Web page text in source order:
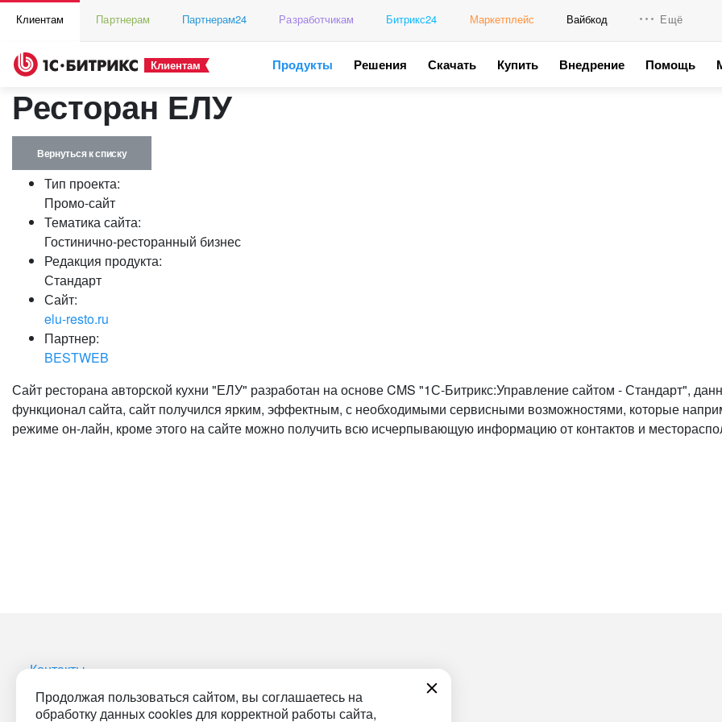
Продолжая пользоваться сайтом, вы соглашаетесь на
обработку данных cookies для корректной работы сайта,
Клиентам Партнерам Партнерам24 Разработчикам Битрикс24 Маркетплейс Вайбкод Ещё
Клиентам Продукты Решения Скачать Купить Внедрение Помощь
Ресторан ЕЛУ
Вернуться к списку
Тип проекта:
Промо-сайт
Тематика сайта:
Гостинично-ресторанный бизнес
Редакция продукта:
Стандарт
Сайт:
elu-resto.ru
Партнер:
BESTWEB
Сайт ресторана авторской кухни "ЕЛУ" разработан на основе CMS "1С-Битрикс:Управление сайтом - Стандарт",
функционал сайта, сайт получился ярким, эффектным, с необходимыми сервисными возможностями, которые
режиме он-лайн, кроме этого на сайте можно получить всю исчерпывающую информацию от контактов и
Контакты